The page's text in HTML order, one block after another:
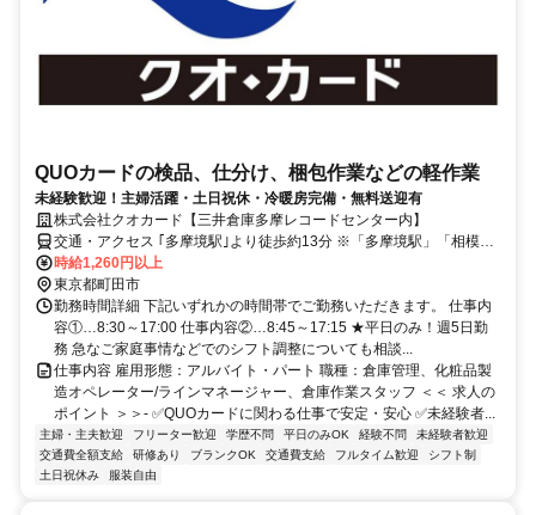
QUOカードの検品、仕分け、梱包作業などの軽作業
未経験歓迎！主婦活躍・土日祝休・冷暖房完備・無料送迎有
株式会社クオカード【三井倉庫多摩レコードセンター内】
交通・アクセス ｢多摩境駅｣より徒歩約13分 ※「多摩境駅」「相模原
駅」より無料送迎バスあり！
時給1,260円以上
東京都町田市
勤務時間詳細 下記いずれかの時間帯でご勤務いただきます。 仕事内
容①…8:30～17:00 仕事内容②…8:45～17:15 ★平日のみ！週5日勤
務 急なご家庭事情などでのシフト調整についても相談...
仕事内容 雇用形態：アルバイト・パート 職種：倉庫管理、化粧品製
造オペレーター/ラインマネージャー、倉庫作業スタッフ ＜＜ 求人の
ポイント ＞＞- ✅QUOカードに関わる仕事で安定・安心 ✅未経験者...
主婦・主夫歓迎 フリーター歓迎 学歴不問 平日のみOK 経験不問
未経験者歓迎
交通費全額支給
研修あり ブランクOK 交通費支給 フルタイム歓迎
シフト制
土日祝休み
服装自由